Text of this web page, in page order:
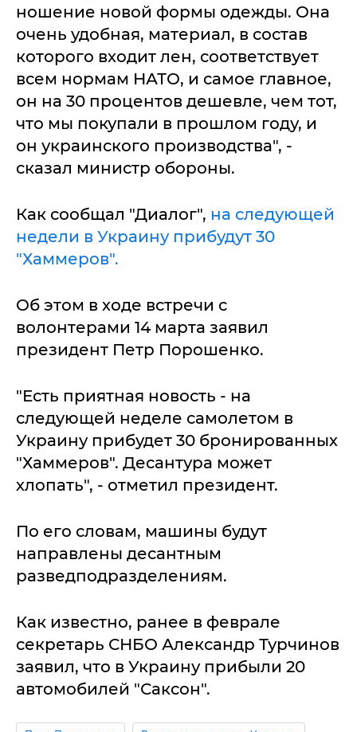
ношение новой формы одежды. Она
очень удобная, материал, в состав
которого входит лен, соответствует
всем нормам НАТО, и самое главное,
он на 30 процентов дешевле, чем тот,
что мы покупали в прошлом году, и
он украинского производства", -
сказал министр обороны.
Как сообщал "Диалог", на следующей
недели в Украину прибудут 30
"Хаммеров".
Об этом в ходе встречи с
волонтерами 14 марта заявил
президент Петр Порошенко.
"Есть приятная новость - на
следующей неделе самолетом в
Украину прибудет 30 бронированных
"Хаммеров". Десантура может
хлопать", - отметил президент.
По его словам, машины будут
направлены десантным
разведподразделениям.
Как известно, ранее в феврале
секретарь СНБО Александр Турчинов
заявил, что в Украину прибыли 20
автомобилей "Саксон".